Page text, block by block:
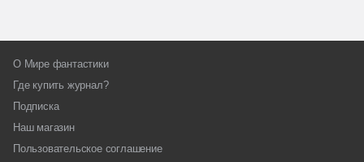
О Мире фантастики
Где купить журнал?
Подписка
Наш магазин
Пользовательское соглашение